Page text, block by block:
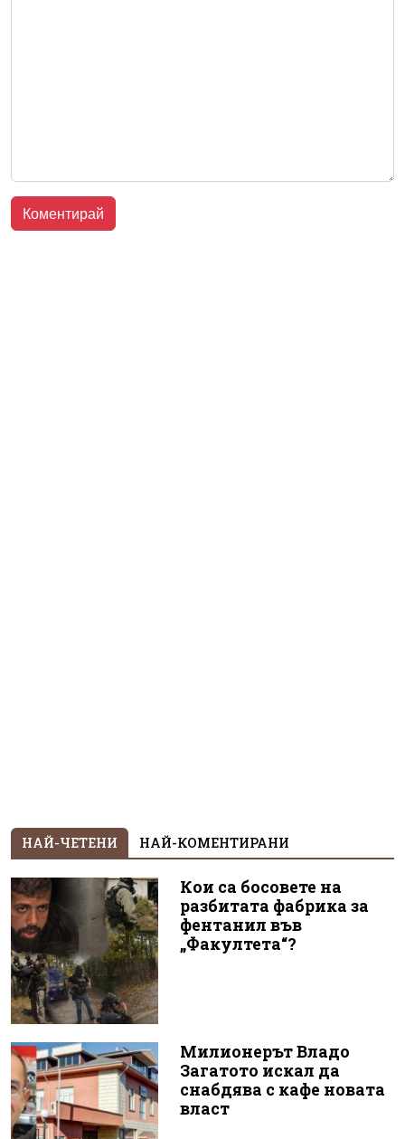
НАЙ-ЧЕТЕНИ НАЙ-КОМЕНТИРАНИ
Кои са босовете на
разбитата фабрика за
фентанил във
„Факултета“?
Милионерът Владо
Загатото искал да
снабдява с кафе новата
власт